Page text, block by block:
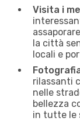
Visita i
la città
locali e
rilassanti
nelle
bellezza
in tutte le